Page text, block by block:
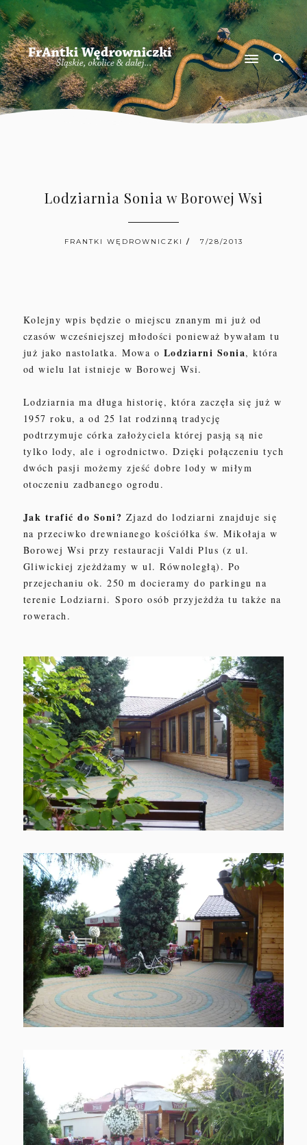
Lodziarnia Sonia w Borowej Wsi
FRANTKI WĘDROWNICZKI 7/28/2013
Kolejny wpis będzie o miejscu znanym mi już od
czasów wcześniejszej młodości ponieważ bywałam tu
już jako nastolatka. Mowa o Lodziarni Sonia, która
od wielu lat istnieje w Borowej Wsi.
Lodziarnia ma długa historię, która zaczęła się już w
1957 roku, a od 25 lat rodzinną tradycję
podtrzymuje córka założyciela której pasją są nie
tylko lody, ale i ogrodnictwo. Dzięki połączeniu tych
dwóch pasji możemy zjeść dobre lody w miłym
otoczeniu zadbanego ogrodu.
Jak trafić do Soni? Zjazd do lodziarni znajduje się
na przeciwko drewnianego kościółka św. Mikołaja w
Borowej Wsi przy restauracji Valdi Plus (z ul.
Gliwickiej zjeżdżamy w ul. Równoległą). Po
przejechaniu ok. 250 m docieramy do parkingu na
terenie Lodziarni.Sporo osób przyjeżdża tu także na
rowerach.